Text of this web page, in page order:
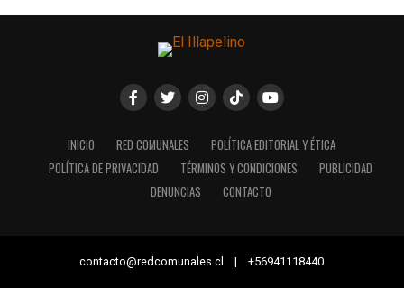
INICIO RED COMUNALES
POLÍTICA EDITORIAL Y ÉTICA
POLÍTICA DE PRIVACIDAD
TÉRMINOS Y CONDICIONES
PUBLICIDAD
DENUNCIAS
CONTACTO
contacto@redcomunales.cl | +56941118440